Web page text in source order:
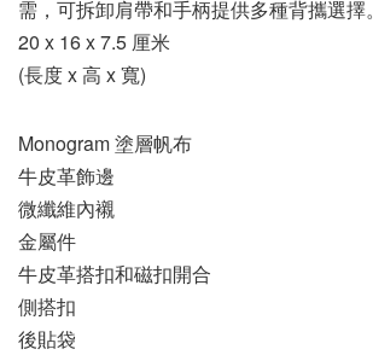
需，可拆卸肩帶和手柄提供多種背攜選擇。
20 x 16 x 7.5 厘米
(長度 x 高 x 寬)
Monogram 塗層帆布
牛皮革飾邊
微纖維內襯
金屬件
牛皮革搭扣和磁扣開合
側搭扣
後貼袋